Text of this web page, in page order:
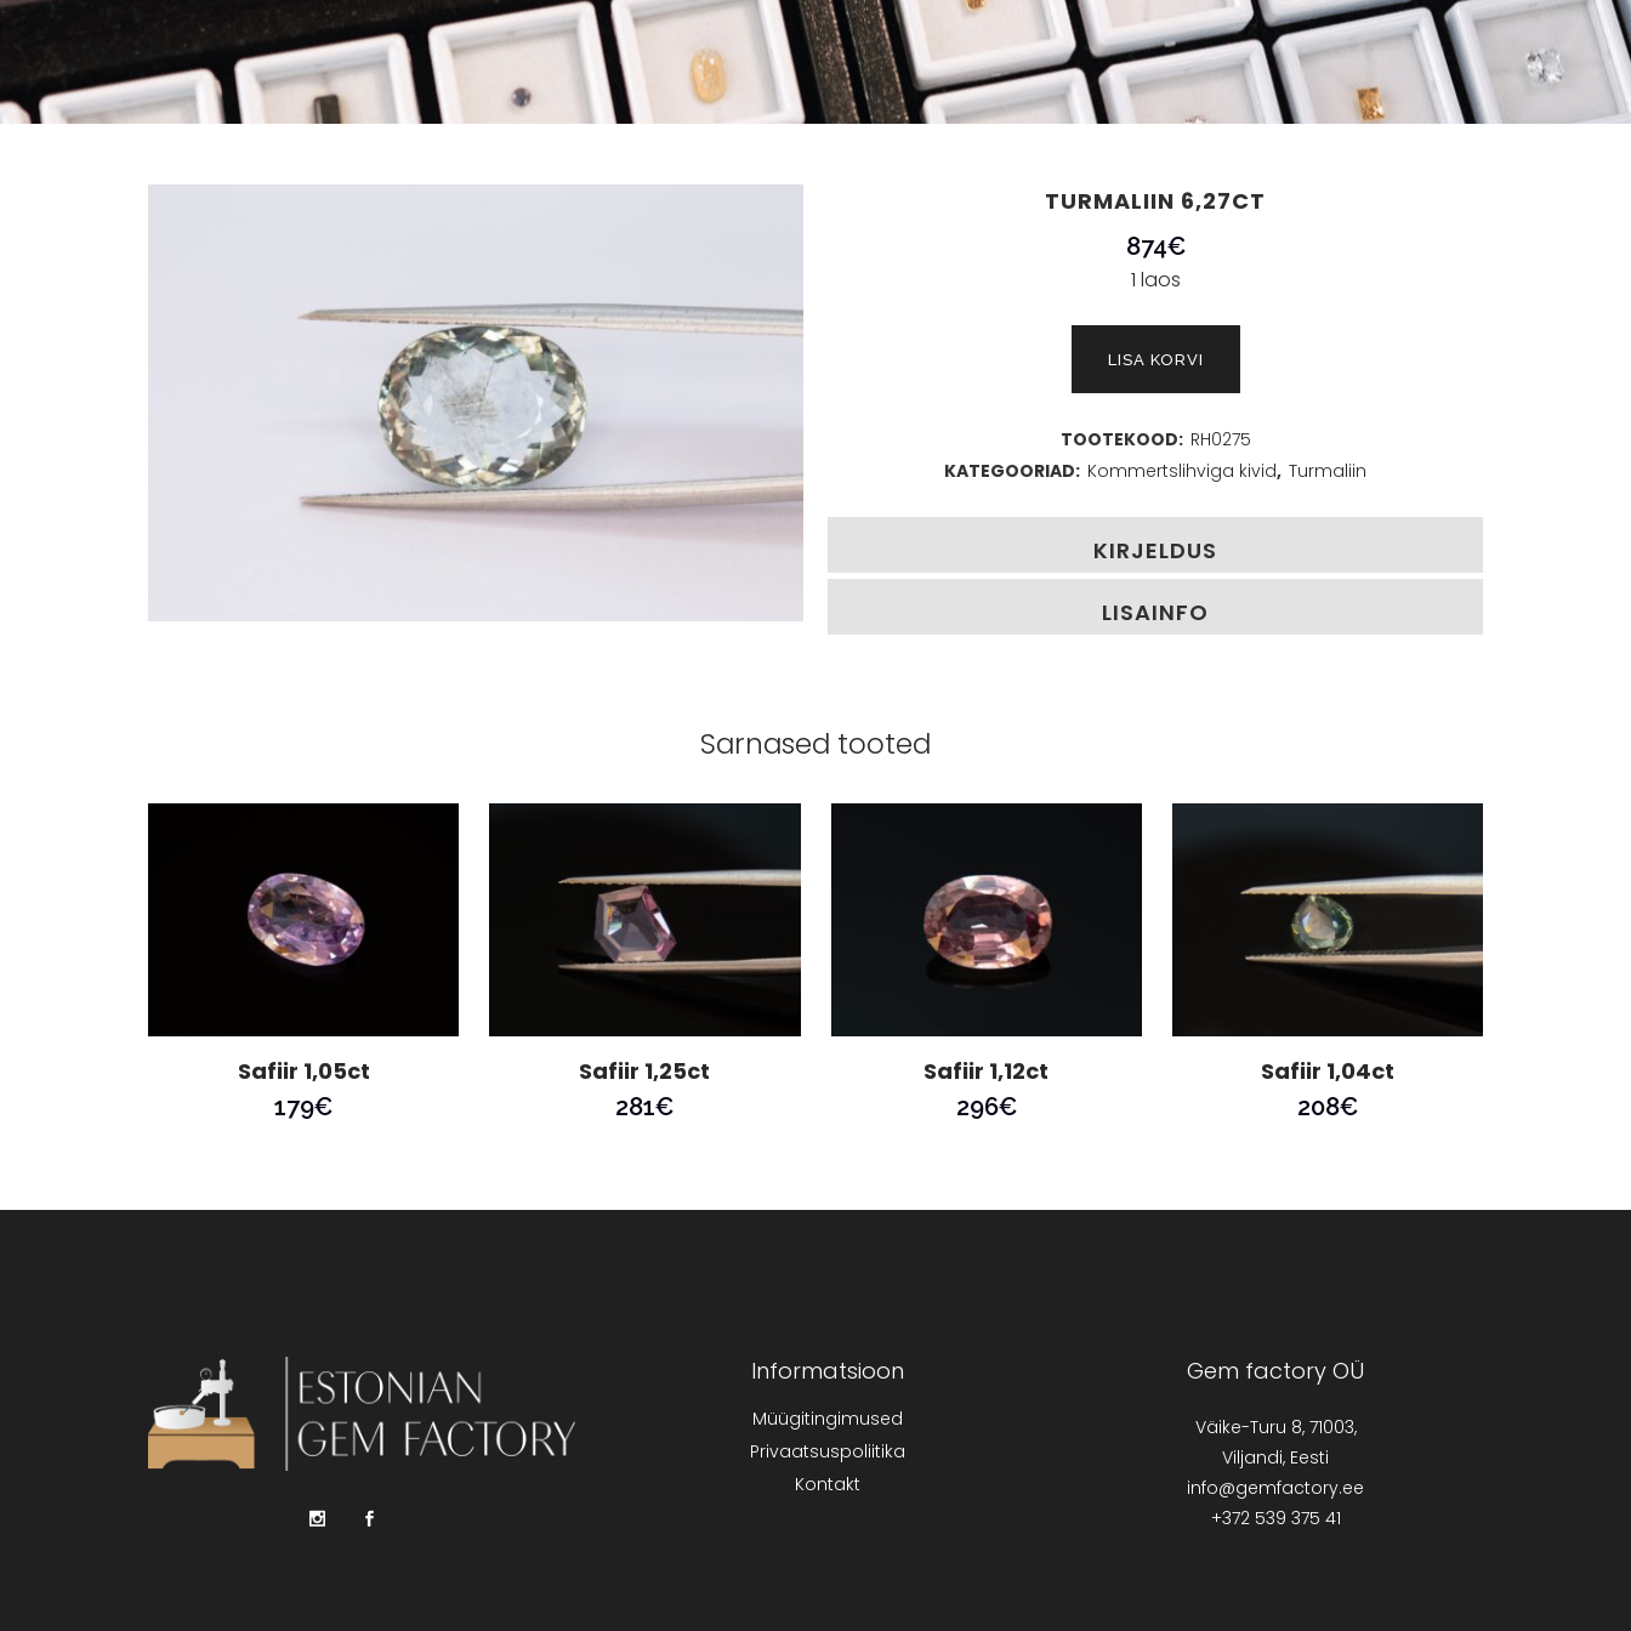
TURMALIIN 6,27CT
874€
1 laos
LISA KORVI
TOOTEKOOD: RH0275
KATEGOORIAD: Kommertslihviga kivid, Turmaliin
KIRJELDUS
LISAINFO
Sarnased tooted
Safiir 1,05ct
179€
Safiir 1,25ct
281€
Safiir 1,12ct
296€
Safiir 1,04ct
208€
Informatsioon
Müügitingimused
Privaatsuspoliitika
Kontakt
Gem factory OÜ
Väike-Turu 8, 71003,
Viljandi, Eesti
info@gemfactory.ee
+372 539 375 41